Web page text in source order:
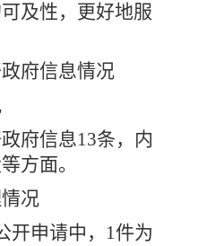
及性，更好地服
府信息情况
信息13条，内
方面。
况
申请中，1件为